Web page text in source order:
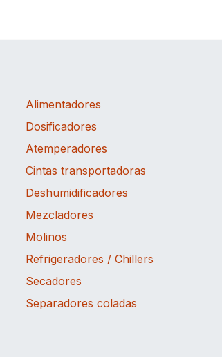
Alimentadores
Dosificadores
Atemperadores
Cintas transportadoras
Deshumidificadores
Mezcladores
Molinos
Refrigeradores / Chillers
Secadores
Separadores coladas